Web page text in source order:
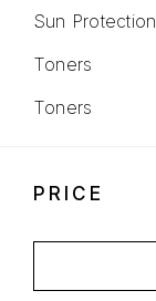
Sun Protection
Toners
Toners
PRICE